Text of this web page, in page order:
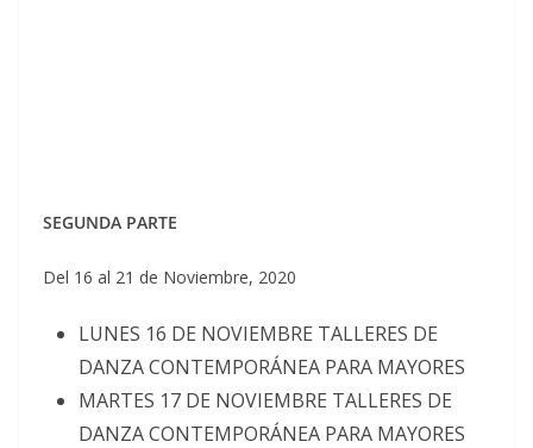
SEGUNDA PARTE
Del 16 al 21 de Noviembre, 2020
LUNES 16 DE NOVIEMBRE TALLERES DE
DANZA CONTEMPORÁNEA PARA MAYORES
MARTES 17 DE NOVIEMBRE TALLERES DE
DANZA CONTEMPORÁNEA PARA MAYORES